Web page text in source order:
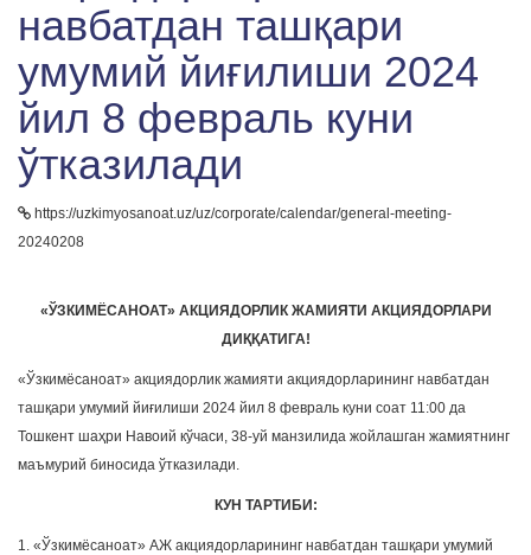
навбатдан ташқари
умумий йиғилиши 2024
йил 8 февраль куни
ўтказилади
https://uzkimyosanoat.uz/uz/corporate/calendar/general-meeting-
20240208
«ЎЗКИМЁСАНОАТ» АКЦИЯДОРЛИК ЖАМИЯТИ АКЦИЯДОРЛАРИ
ДИҚҚАТИГА!
«Ўзкимёсаноат» акциядорлик жамияти акциядорларининг навбатдан
ташқари умумий йиғилиши 2024 йил 8 февраль куни соат 11:00 да
Тошкент шаҳри Навоий кўчаси, 38-уй манзилида жойлашган жамиятнинг
маъмурий биносида ўтказилади.
КУН ТАРТИБИ:
1. «Ўзкимёсаноат» АЖ акциядорларининг навбатдан ташқари умумий